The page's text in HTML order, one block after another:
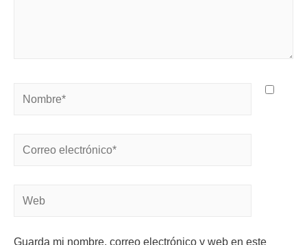
Guarda mi nombre, correo electrónico y web en este